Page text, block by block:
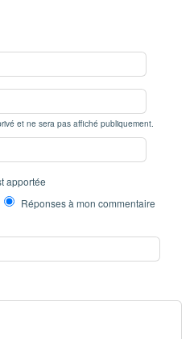
et ne sera pas affiché publiquement.
apportée
Réponses à mon commentaire